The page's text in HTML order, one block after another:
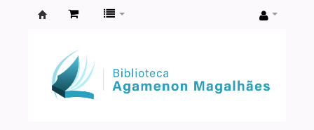
Agamenon
Magalhães